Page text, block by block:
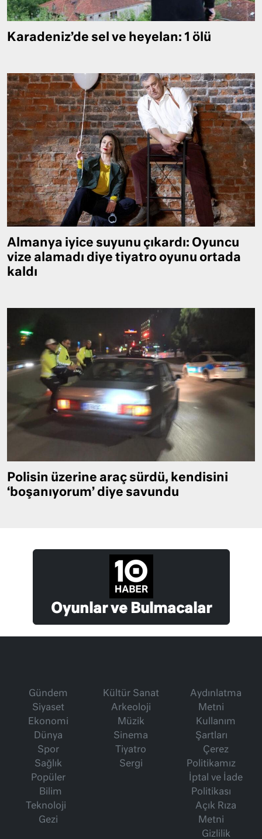
Karadeniz’de sel ve heyelan: 1 ölü
Almanya iyice suyunu çıkardı: Oyuncu
vize alamadı diye tiyatro oyunu ortada
kaldı
Polisin üzerine araç sürdü, kendisini
‘boşanıyorum’ diye savundu
Oyunlar ve Bulmacalar
Gündem
Siyaset
Ekonomi
Dünya
Spor
Sağlık
Popüler
Bilim
Teknoloji
Gezi
Kültür Sanat
Arkeoloji
Müzik
Sinema
Tiyatro
Sergi
Aydınlatma
Metni
Kullanım
Şartları
Çerez
Politikamız
İptal ve İade
Politikası
Açık Rıza
Metni
Gizlilik